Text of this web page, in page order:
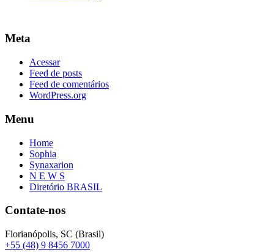
Meta
Acessar
Feed de posts
Feed de comentários
WordPress.org
Menu
Home
Sophia
Synaxarion
N E W S
Diretório BRASIL
Contate-nos
Florianópolis, SC (Brasil)
+55 (48) 9 8456 7000